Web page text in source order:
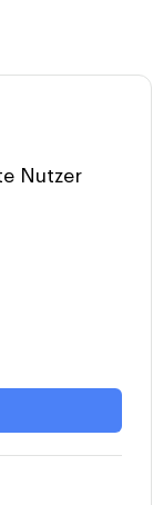
Nutzer
viel Zeit, wie du